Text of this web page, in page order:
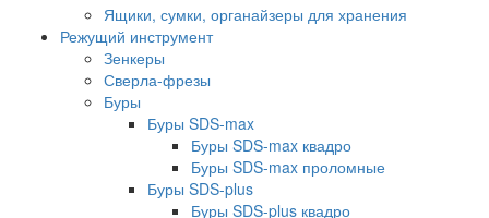
Ящики, сумки, органайзеры для хранения
Режущий инструмент
Зенкеры
Сверла-фрезы
Буры
Буры SDS-max
Буры SDS-max квадро
Буры SDS-max проломные
Буры SDS-plus
Буры SDS-plus квадро